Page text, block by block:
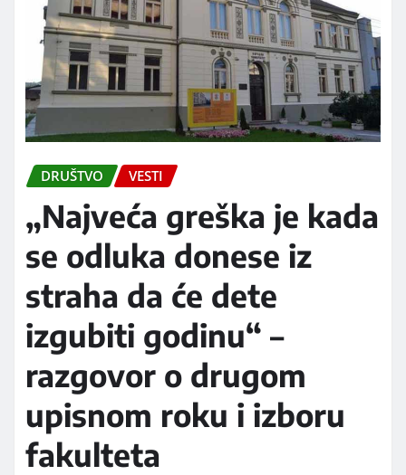
DRUŠTVO VESTI
„Najveća greška je kada
se odluka donese iz
straha da će dete
izgubiti godinu“ –
razgovor o drugom
upisnom roku i izboru
fakulteta